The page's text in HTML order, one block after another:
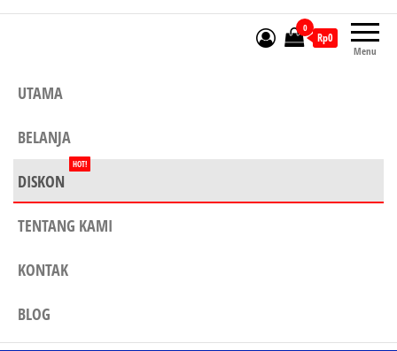
Menu
0
Rp0
UTAMA
BELANJA
DISKON
HOT!
TENTANG KAMI
KONTAK
BLOG